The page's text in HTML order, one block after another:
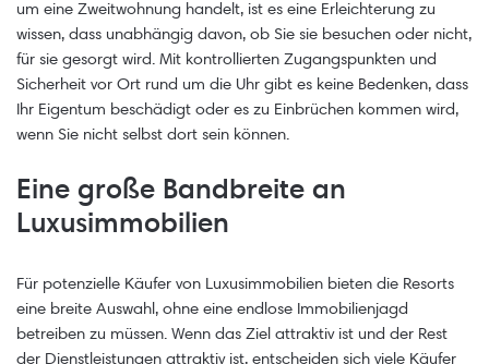
um eine Zweitwohnung handelt, ist es eine Erleichterung zu
wissen, dass unabhängig davon, ob Sie sie besuchen oder nicht,
für sie gesorgt wird. Mit kontrollierten Zugangspunkten und
Sicherheit vor Ort rund um die Uhr gibt es keine Bedenken, dass
Ihr Eigentum beschädigt oder es zu Einbrüchen kommen wird,
wenn Sie nicht selbst dort sein können.
Eine große Bandbreite an
Luxusimmobilien
Für potenzielle Käufer von Luxusimmobilien bieten die Resorts
eine breite Auswahl, ohne eine endlose Immobilienjagd
betreiben zu müssen. Wenn das Ziel attraktiv ist und der Rest
der Dienstleistungen attraktiv ist, entscheiden sich viele Käufer